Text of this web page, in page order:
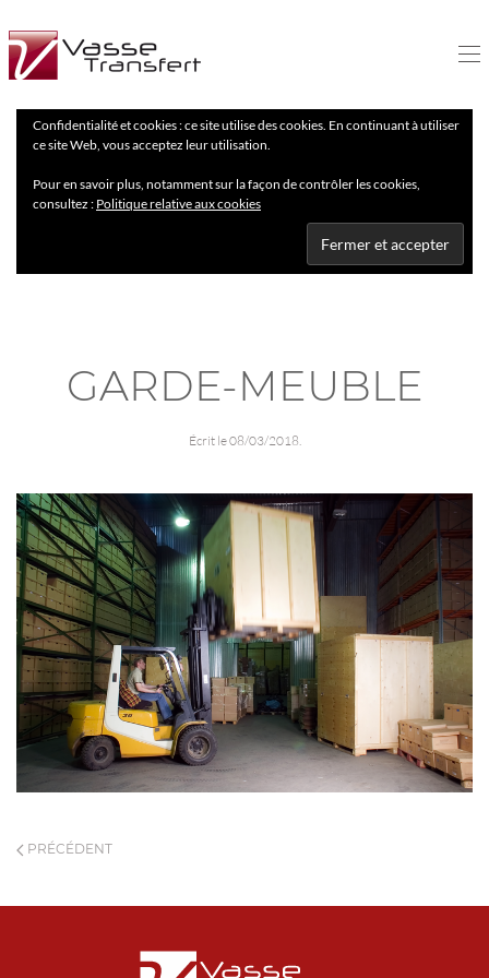
Confidentialité et cookies : ce site utilise des cookies. En continuant à utiliser
ce site Web, vous acceptez leur utilisation.
Pour en savoir plus, notamment sur la façon de contrôler les cookies,
consultez : Politique relative aux cookies
GARDE-MEUBLE
Écrit le08/03/2018.
PRÉCÉDENT